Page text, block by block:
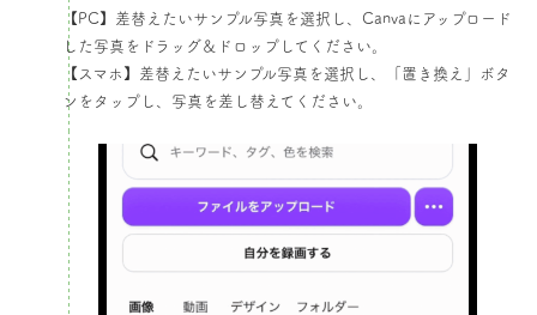
【PC】差替えたいサンプル写真を選択し、Canvaにアップロード
した写真をドラッグ＆ドロップしてください。
【スマホ】差替えたいサンプル写真を選択し、「置き換え」ボタ
ンをタップし、写真を差し替えてください。​​